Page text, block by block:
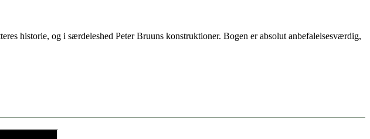
historie, og i særdeleshed Peter Bruuns konstruktioner. Bogen er absolut anbefalelsesværdig,